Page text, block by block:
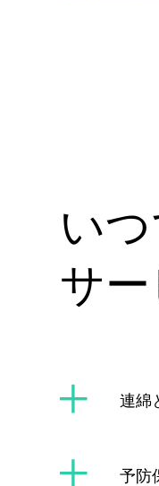
い
サ
連綿
予防